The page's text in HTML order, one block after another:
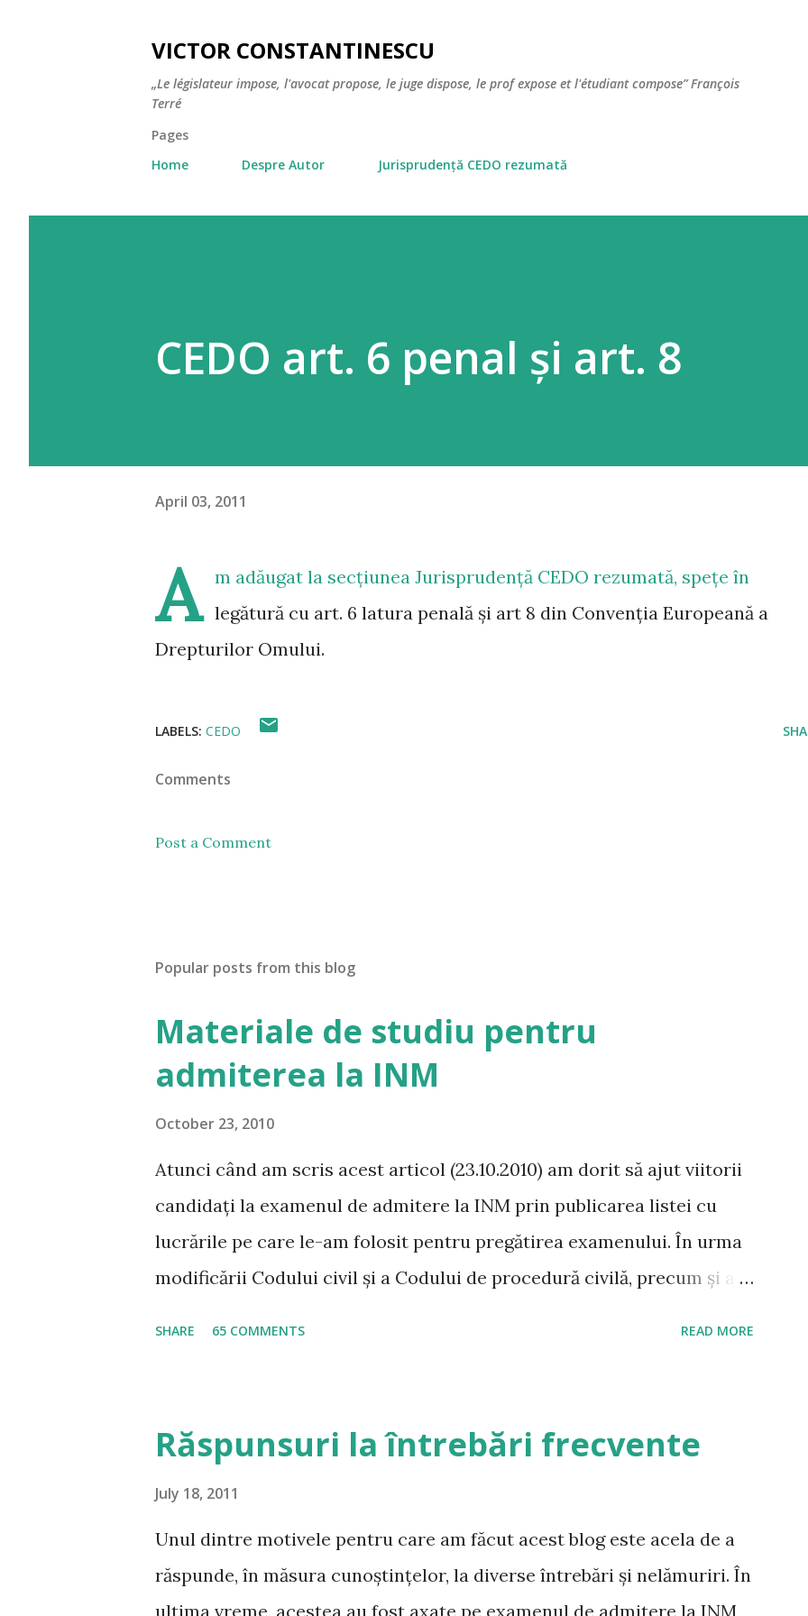
VICTOR CONSTANTINESCU
„Le législateur impose, l'avocat propose, le juge dispose, le prof expose et l'étudiant compose” François
Terré
Pages
Home
Despre Autor Jurisprudență CEDO rezumată
CEDO art. 6 penal și art. 8
April 03, 2011
A m adăugat la secțiunea Jurisprudență CEDO rezumată, spețe în
legătură cu art. 6 latura penală și art 8 din Convenția Europeană a
Drepturilor Omului.
LABELS: CEDO
Comments
Post a Comment
Popular posts from this blog
Materiale de studiu pentru
admiterea la INM
October 23, 2010
Atunci când am scris acest articol (23.10.2010) am dorit să ajut viitorii
candidați la examenul de admitere la INM prin publicarea listei cu
lucrările pe care le-am folosit pentru pregătirea examenului. În urma
modificării Codului civil și a Codului de procedură civilă, precum și a
frecvente Drept Civil Noul Cod civil – este principalul material de
pregătire la această materie, mai ales având în vedere modalitatea
exhaustivă a reglementării, precum și modalitatea de examinare tip
grilă prof. univ. dr. Gabriel Boroi și jud. drd. Carla Anghelescu – Curs de
drept civil Partea Generală – Ediția 2011 – Conform Noului Cod Civil (
SHARE 65 COMMENTS READ MORE
Răspunsuri la întrebări frecvente
July 18, 2011
Unul dintre motivele pentru care am făcut acest blog este acela de a
răspunde, în măsura cunoștințelor, la diverse întrebări și nelămuriri. În
ultima vreme, acestea au fost axate pe examenul de admitere la INM,